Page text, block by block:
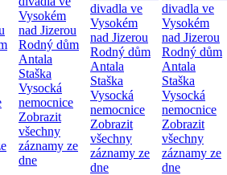
Vysokém
nad Jizerou
Rodný dům
Antala
Staška
Vysocká
nemocnice
Zobrazit
všechny
záznamy ze
dne
divadla ve
Vysokém
nad Jizerou
Rodný dům
Antala
Staška
Vysocká
nemocnice
Zobrazit
všechny
záznamy ze
dne
divadla ve
Vysokém
nad Jizerou
Rodný dům
Antala
Staška
Vysocká
nemocnice
Zobrazit
všechny
záznamy ze
dne